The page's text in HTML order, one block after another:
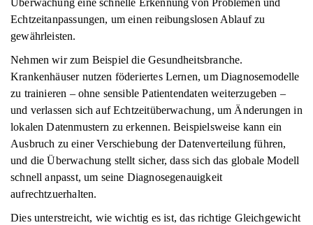
Überwachung eine schnelle Erkennung von Problemen und
Echtzeitanpassungen, um einen reibungslosen Ablauf zu
gewährleisten.
Nehmen wir zum Beispiel die Gesundheitsbranche.
Krankenhäuser nutzen föderiertes Lernen, um Diagnosemodelle
zu trainieren – ohne sensible Patientendaten weiterzugeben –
und verlassen sich auf Echtzeitüberwachung, um Änderungen in
lokalen Datenmustern zu erkennen. Beispielsweise kann ein
Ausbruch zu einer Verschiebung der Datenverteilung führen,
und die Überwachung stellt sicher, dass sich das globale Modell
schnell anpasst, um seine Diagnosegenauigkeit
aufrechtzuerhalten.
Dies unterstreicht, wie wichtig es ist, das richtige Gleichgewicht